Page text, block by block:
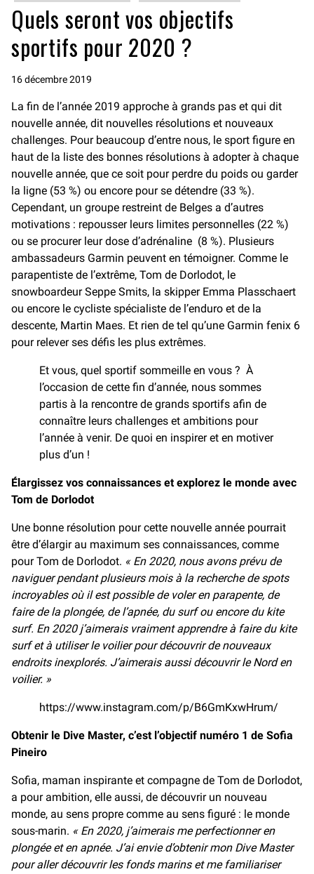
Quels seront vos objectifs
sportifs pour 2020 ?
16 décembre 2019
La fin de l’année 2019 approche à grands pas et qui dit
nouvelle année, dit nouvelles résolutions et nouveaux
challenges. Pour beaucoup d’entre nous, le sport figure en
haut de la liste des bonnes résolutions à adopter à chaque
nouvelle année, que ce soit pour perdre du poids ou garder
la ligne (53 %) ou encore pour se détendre (33 %).
Cependant, un groupe restreint de Belges a d’autres
motivations : repousser leurs limites personnelles (22 %)
ou se procurer leur dose d’adrénaline (8 %). Plusieurs
ambassadeurs Garmin peuvent en témoigner. Comme le
parapentiste de l’extrême, Tom de Dorlodot, le
snowboardeur Seppe Smits, la skipper Emma Plasschaert
ou encore le cycliste spécialiste de l’enduro et de la
descente, Martin Maes. Et rien de tel qu’une Garmin fenix 6
pour relever ses défis les plus extrêmes.
Et vous, quel sportif sommeille en vous ? À
l’occasion de cette fin d’année, nous sommes
partis à la rencontre de grands sportifs afin de
connaître leurs challenges et ambitions pour
l’année à venir. De quoi en inspirer et en motiver
plus d’un !
Élargissez vos connaissances et explorez le monde avec
Tom de Dorlodot
Une bonne résolution pour cette nouvelle année pourrait
être d’élargir au maximum ses connaissances, comme
pour Tom de Dorlodot. « En 2020, nous avons prévu de
naviguer pendant plusieurs mois à la recherche de spots
incroyables où il est possible de voler en parapente, de
faire de la plongée, de l’apnée, du surf ou encore du kite
surf. En 2020 j’aimerais vraiment apprendre à faire du kite
surf et à utiliser le voilier pour découvrir de nouveaux
endroits inexplorés. J’aimerais aussi découvrir le Nord en
voilier. »
https://www.instagram.com/p/B6GmKxwHrum/
Obtenir le Dive Master, c’est l’objectif numéro 1 de Sofia
Pineiro
Sofia, maman inspirante et compagne de Tom de Dorlodot,
a pour ambition, elle aussi, de découvrir un nouveau
monde, au sens propre comme au sens figuré : le monde
sous-marin. « En 2020, j’aimerais me perfectionner en
plongée et en apnée. J’ai envie d’obtenir mon Dive Master
pour aller découvrir les fonds marins et me familiariser